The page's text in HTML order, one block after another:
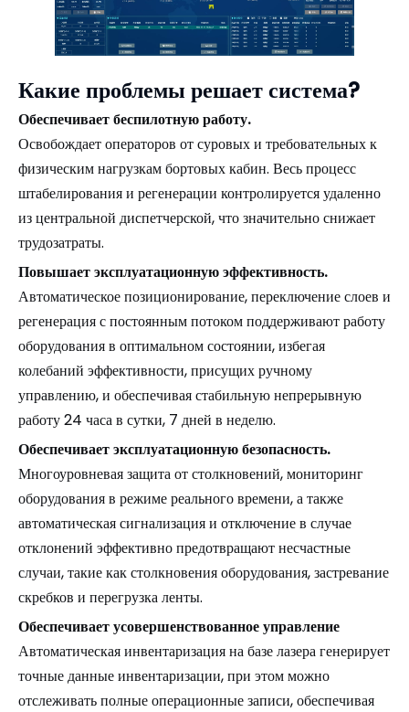
Какие проблемы решает система?
Обеспечивает беспилотную работу.
Освобождает операторов от суровых и требовательных к
физическим нагрузкам бортовых кабин. Весь процесс
штабелирования и регенерации контролируется удаленно
из центральной диспетчерской, что значительно снижает
трудозатраты.
Повышает эксплуатационную эффективность.
Автоматическое позиционирование, переключение слоев и
регенерация с постоянным потоком поддерживают работу
оборудования в оптимальном состоянии, избегая
колебаний эффективности, присущих ручному
управлению, и обеспечивая стабильную непрерывную
работу 24 часа в сутки, 7 дней в неделю.
Обеспечивает эксплуатационную безопасность.
Многоуровневая защита от столкновений, мониторинг
оборудования в режиме реального времени, а также
автоматическая сигнализация и отключение в случае
отклонений эффективно предотвращают несчастные
случаи, такие как столкновения оборудования, застревание
скребков и перегрузка ленты.
Обеспечивает усовершенствованное управление
Автоматическая инвентаризация на базе лазера генерирует
точные данные инвентаризации, при этом можно
отслеживать полные операционные записи, обеспечивая